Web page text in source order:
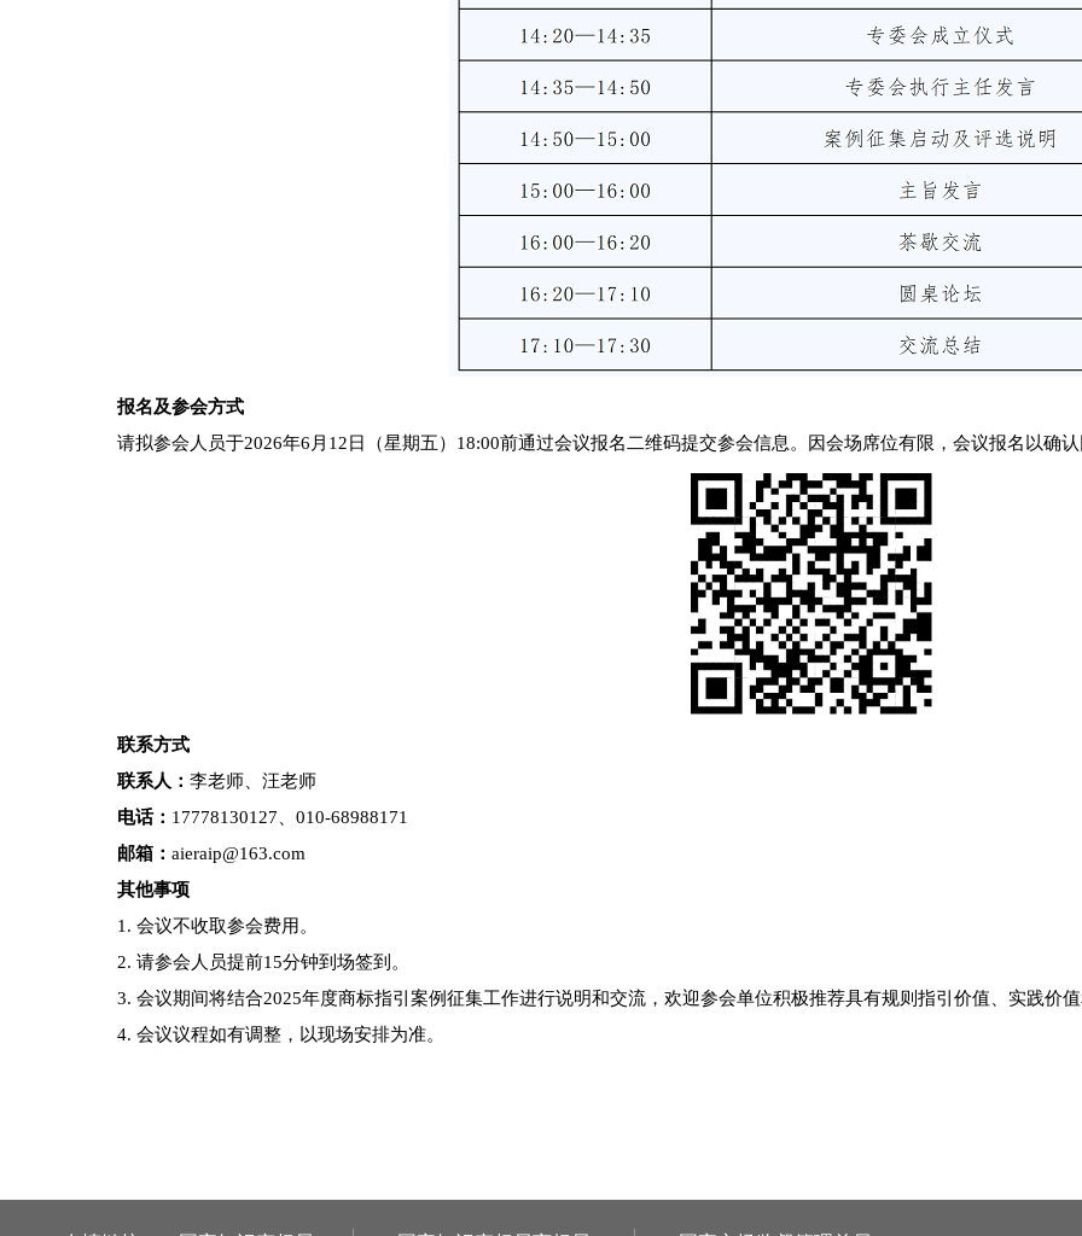
报名及参会方式
请拟参会人员于2026年6月12日（星期五）18:00前通过会议报名二维码提交参会信息。因会场席位有限，会议报名以确认
联系方式
联系人： 李老师、汪老师
电话： 17778130127、010-68988171
邮箱： aieraip@163.com
其他事项
1. 会议不收取参会费用。
2. 请参会人员提前15分钟到场签到。
3. 会议期间将结合2025年度商标指引案例征集工作进行说明和交流，欢迎参会单位积极推荐具有规则指引价值、实践价值
4. 会议议程如有调整，以现场安排为准。